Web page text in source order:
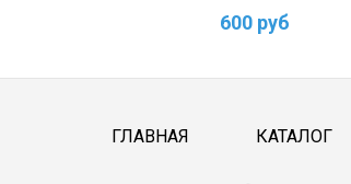
600 руб
ГЛАВНАЯ КАТАЛОГ